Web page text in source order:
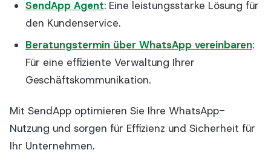
SendApp Agent: Eine leistungsstarke Lösung für
den Kundenservice.
Beratungstermin über WhatsApp vereinbaren:
Für eine effiziente Verwaltung Ihrer
Geschäftskommunikation.
Mit SendApp optimieren Sie Ihre WhatsApp-
Nutzung und sorgen für Effizienz und Sicherheit für
Ihr Unternehmen.